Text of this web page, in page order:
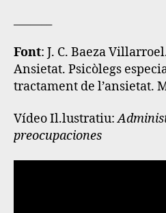
Font: J. C. Baeza
Ansietat. Psicòlegs
tractament de l’ansietat.
Vídeo Il.lustratiu:
preocupaciones